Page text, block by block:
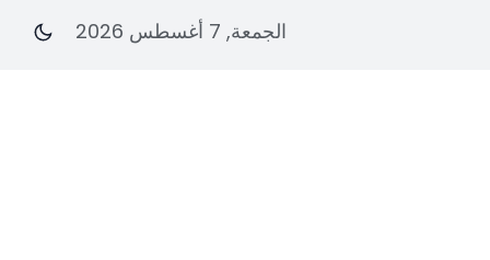
الجمعة, 7 أغسطس 2026